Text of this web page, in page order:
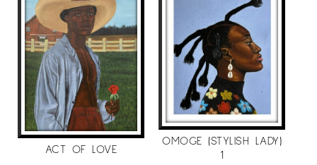
ACT OF LOVE
OMOGE (STYLISH LADY)
1